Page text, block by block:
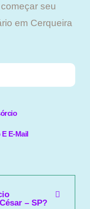
seu
em Cerqueira
E-Mail
– SP?